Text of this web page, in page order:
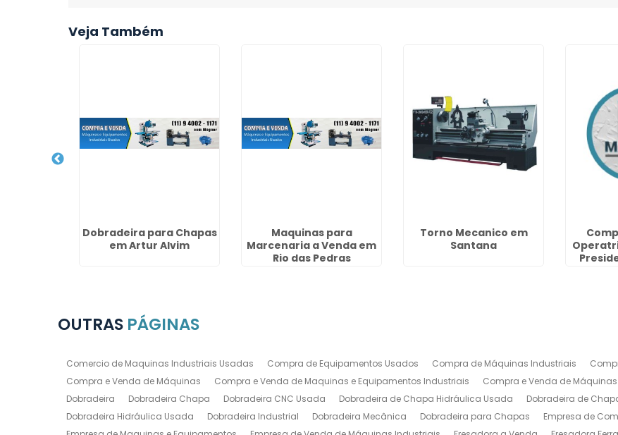
Veja Também
Dobradeira para Chapas
em Artur Alvim
Maquinas para
Marcenaria a Venda em
Rio das Pedras
Torno Mecanico em
Santana
OUTRAS PÁGINAS
Comercio de Maquinas Industriais Usadas Compra de Equipamentos Usados Compra de Máquinas Industriais
Compra e Venda de Máquinas
Compra e Venda de Maquinas e Equipamentos Industriais Compra e Venda de
Dobradeira
Dobradeira Chapa Dobradeira CNC Usada Dobradeira de Chapa Hidráulica Usada Dobradeira de
Dobradeira Hidráulica Usada
Dobradeira Industrial Dobradeira Mecânica Dobradeira para Chapas
Empresa de